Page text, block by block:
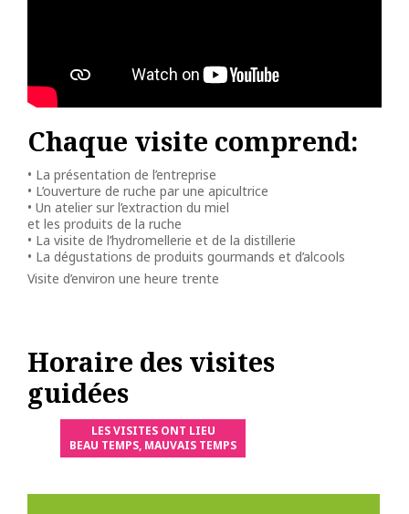
Chaque visite comprend:
• La présentation de l’entreprise
• L’ouverture de ruche par une apicultrice
• Un atelier sur l’extraction du miel
et les produits de la ruche
• La visite de l’hydromellerie et de la distillerie
• La dégustations de produits gourmands et d’alcools
Visite d’environ une heure trente
Horaire des visites
guidées
LES VISITES ONT LIEU
BEAU TEMPS, MAUVAIS TEMPS